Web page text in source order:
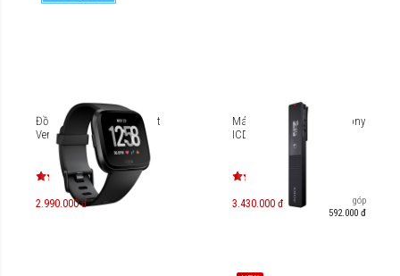
Đồng hồ thông minh Fitbit
Versa
2.990.000 đ
Máy ghi âm kĩ thuật số Sony
ICD-TX660 16GB
3.430.000 đ
Trả góp
592.000 đ